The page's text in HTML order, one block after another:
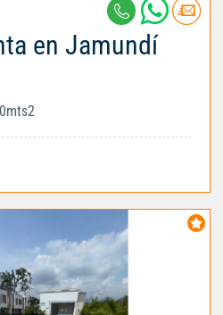
en Jamundí